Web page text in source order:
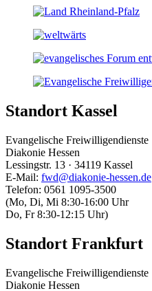
Standort Kassel
Evangelische Freiwilligendienste
Diakonie Hessen
Lessingstr. 13 · 34119 Kassel
E-Mail: fwd@diakonie-hessen.de
Telefon: 0561 1095-3500
(Mo, Di, Mi 8:30-16:00 Uhr
Do, Fr 8:30-12:15 Uhr)
Standort Frankfurt
Evangelische Freiwilligendienste
Diakonie Hessen